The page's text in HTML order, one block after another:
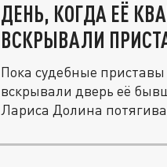
ДЕНЬ, КОГДА ЕЁ
ВСКРЫВАЛИ
Пока судебные
вскрывали дверь её
Лариса Долина